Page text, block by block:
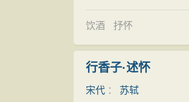
李纲、韩世忠、陆游，
集》里说：“本朝善书者
《黄州寒食帖》是苏
这个职位相当低微，并
以此来寄托他谪居
饮酒 抒怀
行香子·述怀
宋代 ： 苏轼